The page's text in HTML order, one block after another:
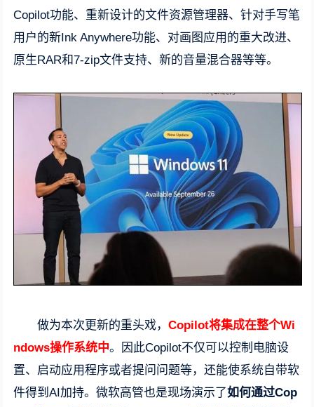
Copilot功能、重新设计的文件资源管理器、针对手写笔
用户的新Ink Anywhere功能、对画图应用的重大改进、
原生RAR和7-zip文件支持、新的音量混合器等等。
做为本次更新的重头戏，Copilot将集成在整个Wi
ndows操作系统中。因此Copilot不仅可以控制电脑设
置、启动应用程序或者提问问题等，还能使系统自带软
件得到AI加持。微软高管也是现场演示了如何通过Cop